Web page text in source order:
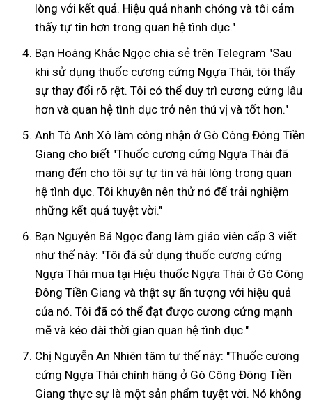
lòng với kết quả. Hiệu quả nhanh chóng và tôi cảm
thấy tự tin hơn trong quan hệ tình dục."
Bạn Hoàng Khắc Ngọc chia sẻ trên Telegram "Sau
khi sử dụng thuốc cương cứng Ngựa Thái, tôi thấy
sự thay đổi rõ rệt. Tôi có thể duy trì cương cứng lâu
hơn và quan hệ tình dục trở nên thú vị và tốt hơn."
Anh Tô Anh Xô làm công nhận ở Gò Công Đông Tiền
Giang cho biết "Thuốc cương cứng Ngựa Thái đã
mang đến cho tôi sự tự tin và hài lòng trong quan
hệ tình dục. Tôi khuyên nên thử nó để trải nghiệm
những kết quả tuyệt vời."
Bạn Nguyễn Bá Ngọc đang làm giáo viên cấp 3 viết
như thế này: "Tôi đã sử dụng thuốc cương cứng
Ngựa Thái mua tại Hiệu thuốc Ngựa Thái ở Gò Công
Đông Tiền Giang và thật sự ấn tượng với hiệu quả
của nó. Tôi đã có thể đạt được cương cứng mạnh
mẽ và kéo dài thời gian quan hệ tình dục."
Chị Nguyễn An Nhiên tâm tư thế này: "Thuốc cương
cứng Ngựa Thái chính hãng ở Gò Công Đông Tiền
Giang thực sự là một sản phẩm tuyệt vời. Nó không